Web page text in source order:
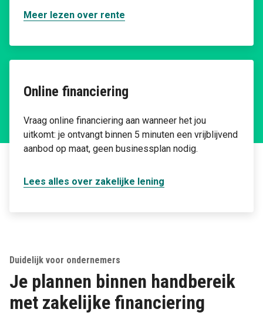
Meer lezen over rente
Online financiering
Vraag online financiering aan wanneer het jou
uitkomt: je ontvangt binnen 5 minuten een vrijblijvend
aanbod op maat, geen businessplan nodig.
Lees alles over zakelijke lening
Duidelijk voor ondernemers
Je plannen binnen handbereik
met zakelijke financiering